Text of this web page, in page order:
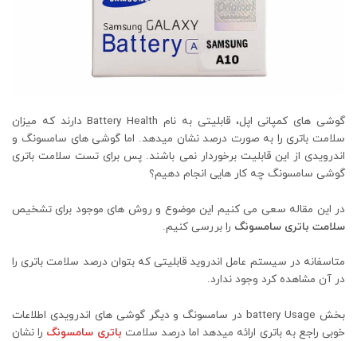
گوشی های کمپانی اپل، قابلیتی به نام Battery Health دارند که میزان
سلامت باتری را به صورت درصد نشان میدهد. اما گوشی های سامسونگ و
اندرویدی از این قابلیت برخوردار نمی باشند. پس برای تست سلامت باتری
گوشی سامسونگ چه کار هایی انجام دهیم؟
در این مقاله سعی می کنیم این موضوع و روش های موجود برای تشخیص
سلامت باتری سامسونگ را بررسی کنیم.
متاسفانه در سیستم عامل اندروید قابلیتی که بتوان درصد سلامت باتری را
در آن مشاهده کرد وجود ندارد.
بخش battery Usage در سامسونگ و دیگر گوشی های اندرویدی اطلاعات
خوبی راجع به باتری ارائه میدهد اما درصد سلامت باتری سامسونگ را نشان